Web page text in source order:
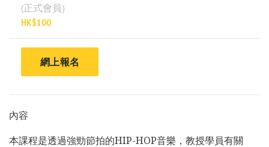
(正式會員)
HK$100
網上報名
內容
本課程是透過強勁節拍的HIP-HOP音樂，教授學員有關